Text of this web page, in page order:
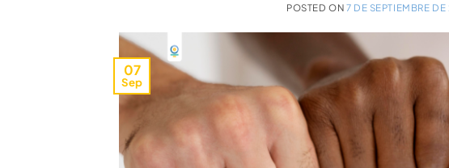
POSTED ON 7 DE SEPTIEMBRE
07
Sep